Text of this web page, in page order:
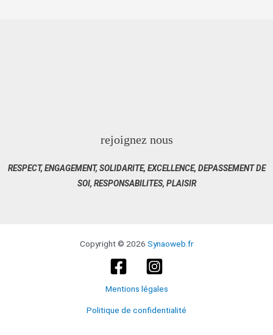
rejoignez nous
RESPECT, ENGAGEMENT, SOLIDARITE, EXCELLENCE, DEPASSEMENT DE
SOI, RESPONSABILITES, PLAISIR
Copyright © 2026 Synaoweb.fr
Mentions légales
Politique de confidentialité